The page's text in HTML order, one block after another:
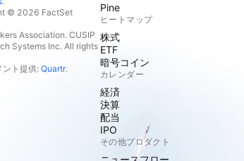
© 2026 FactSet
Association. CUSIP
Systems Inc. All rights
ント提供: Quartr.
Pine
ヒートマップ
株式
ETF
暗号コイン
カレンダー
経済
決算
配当
IPO
その他プロダクト